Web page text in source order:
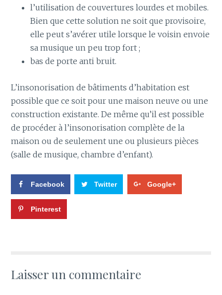
l’utilisation de couvertures lourdes et mobiles.
Bien que cette solution ne soit que provisoire,
elle peut s’avérer utile lorsque le voisin envoie
sa musique un peu trop fort ;
bas de porte anti bruit.
L’insonorisation de bâtiments d’habitation est
possible que ce soit pour une maison neuve ou une
construction existante. De même qu’il est possible
de procéder à l’insonorisation complète de la
maison ou de seulement une ou plusieurs pièces
(salle de musique, chambre d’enfant).
Facebook Twitter Google+
Pinterest
Laisser un commentaire